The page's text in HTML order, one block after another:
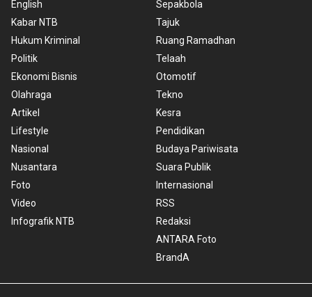
English
Kabar NTB
Hukum Kriminal
Politik
Ekonomi Bisnis
Olahraga
Artikel
Lifestyle
Nasional
Nusantara
Foto
Video
Infografik NTB
Sepakbola
Tajuk
Ruang Ramadhan
Telaah
Otomotif
Tekno
Kesra
Pendidikan
Budaya Pariwisata
Suara Publik
Internasional
RSS
Redaksi
ANTARA Foto
BrandA